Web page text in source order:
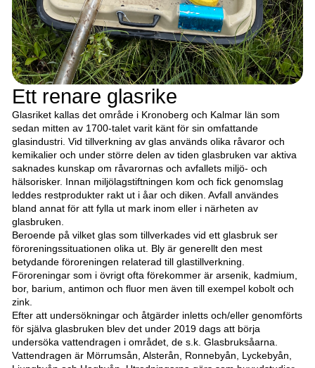
Ett renare glasrike
Glasriket kallas det område i Kronoberg och Kalmar län som
sedan mitten av 1700-talet varit känt för sin omfattande
glasindustri. Vid tillverkning av glas används olika råvaror och
kemikalier och under större delen av tiden glasbruken var aktiva
saknades kunskap om råvarornas och avfallets miljö- och
hälsorisker. Innan miljölagstiftningen kom och fick genomslag
leddes restprodukter rakt ut i åar och diken. Avfall användes
bland annat för att fylla ut mark inom eller i närheten av
glasbruken.
Beroende på vilket glas som tillverkades vid ett glasbruk ser
föroreningssituationen olika ut. Bly är generellt den mest
betydande föroreningen relaterad till glastillverkning.
Föroreningar som i övrigt ofta förekommer är arsenik, kadmium,
bor, barium, antimon och fluor men även till exempel kobolt och
zink.
Efter att undersökningar och åtgärder inletts och/eller genomförts
för själva glasbruken blev det under 2019 dags att börja
undersöka vattendragen i området, de s.k. Glasbruksåarna.
Vattendragen är Mörrumsån, Alsterån, Ronnebyån, Lyckebyån,